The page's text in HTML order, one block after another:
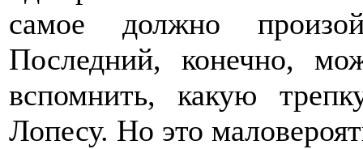
самое должно
Последний, конечно,
вспомнить, какую
Лопесу. Но это